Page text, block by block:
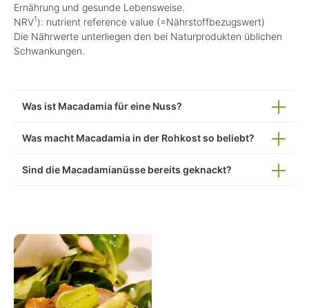
Ernährung und gesunde Lebensweise.
NRV1 ): nutrient reference value (=Nährstoffbezugswert)
Die Nährwerte unterliegen den bei Naturprodukten üblichen
Schwankungen.
Was ist Macadamia für eine Nuss?
Was macht Macadamia in der Rohkost so beliebt?
Sind die Macadamianüsse bereits geknackt?